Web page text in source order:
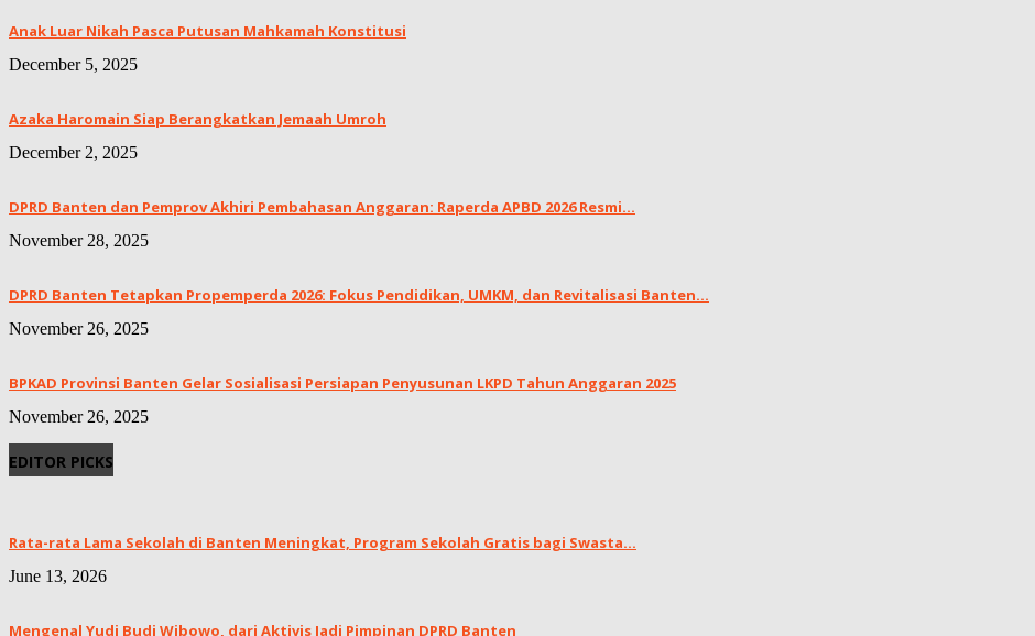
Anak Luar Nikah Pasca Putusan Mahkamah Konstitusi
December 5, 2025
Azaka Haromain Siap Berangkatkan Jemaah Umroh
December 2, 2025
DPRD Banten dan Pemprov Akhiri Pembahasan Anggaran: Raperda APBD 2026 Resmi...
November 28, 2025
DPRD Banten Tetapkan Propemperda 2026: Fokus Pendidikan, UMKM, dan Revitalisasi Banten...
November 26, 2025
BPKAD Provinsi Banten Gelar Sosialisasi Persiapan Penyusunan LKPD Tahun Anggaran 2025
November 26, 2025
EDITOR PICKS
Rata-rata Lama Sekolah di Banten Meningkat, ‎Program Sekolah Gratis bagi Swasta...
June 13, 2026
Mengenal Yudi Budi Wibowo, dari Aktivis Jadi Pimpinan DPRD Banten